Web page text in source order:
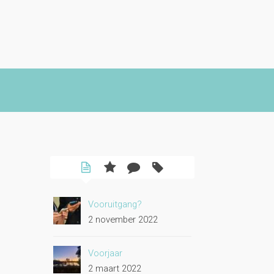
Vooruitgang?
2 november 2022
Voorjaar
2 maart 2022